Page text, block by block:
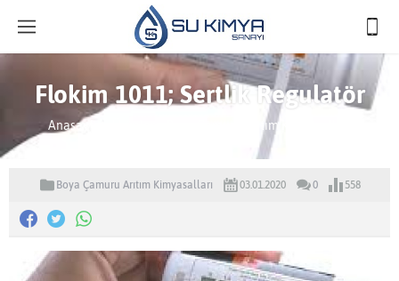
Flokim 1011; Sertlik Regulatör
Anasayfa Boya Çamuru Arıtım Kimyasalları
Boya Çamuru Arıtım Kimyasalları 03.01.2020 0 558